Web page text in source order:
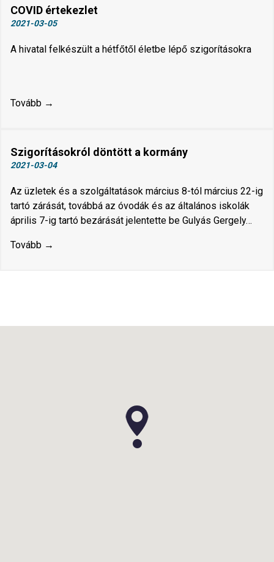
COVID értekezlet
2021-03-05
A hivatal felkészült a hétfőtől életbe lépő szigorításokra
Tovább →
Szigorításokról döntött a kormány
2021-03-04
Az üzletek és a szolgáltatások március 8-tól március 22-ig
tartó zárását, továbbá az óvodák és az általános iskolák
április 7-ig tartó bezárását jelentette be Gulyás Gergely…
Tovább →